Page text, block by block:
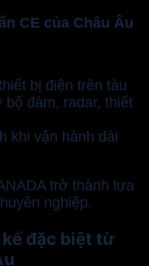
CE của Châu Âu
bị điện trên tàu
đàm, radar, thiết
khi vận hành dài
trở thành lựa
nghiệp.
đặc biệt từ